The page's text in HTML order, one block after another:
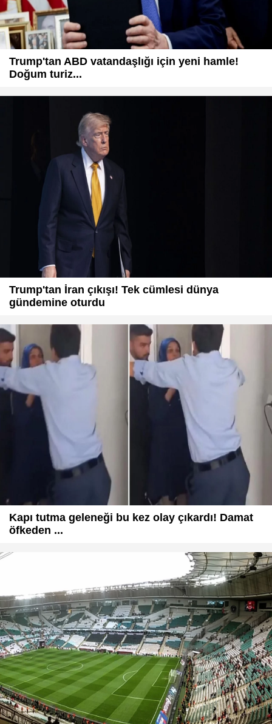
Trump'tan ABD vatandaşlığı için yeni hamle!
Doğum turiz...
Trump'tan İran çıkışı! Tek cümlesi dünya
gündemine oturdu
Kapı tutma geleneği bu kez olay çıkardı! Damat
öfkeden ...